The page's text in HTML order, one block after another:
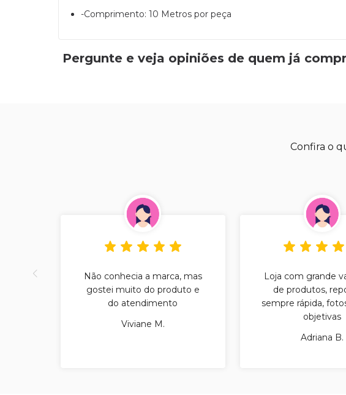
-Comprimento: 10 Metros por peça
Pergunte e veja opiniões de quem já
Confira o
Não conhecia a marca, mas
gostei muito do produto e
do atendimento
Viviane M.
Loja com grande
de produtos,
sempre rápida,
objetivas
Adriana B.